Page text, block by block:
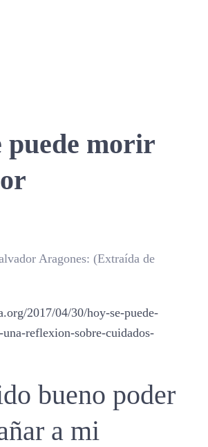
puede morir
Aragones: (Extraída de
2017/04/30/hoy-se-puede-
reflexion-sobre-cuidados-
bueno poder
a mi